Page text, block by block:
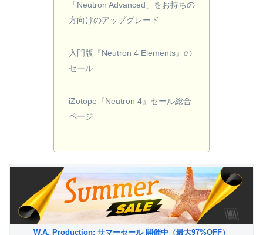
「Neutron Advanced」をお持ちの
方向けのアップグレード
入門版『Neutron 4 Elements』の
セール
iZotope『Neutron 4』セール総合
ページ
W.A. Production: サマーセール 開催中（最大97%OFF）